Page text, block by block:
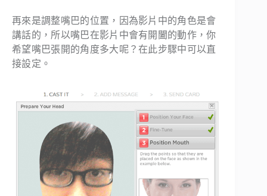
再來是調整嘴巴的位置，因為影片中的角色是會
講話的，所以嘴巴在影片中會有開闔的動作，你
希望嘴巴張開的角度多大呢？在此步驟中可以直
接設定。